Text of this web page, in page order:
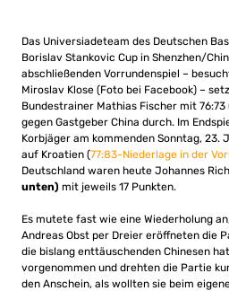
Das Universiadeteam des Deutschen
Borislav Stankovic Cup in Shenzhen/
abschließenden Vorrundenspiel –
Miroslav Klose (Foto bei Facebook) –
Bundestrainer Mathias Fischer mit 76:73
gegen Gastgeber China durch. Im
Korbjäger am kommenden Sonntag, 23.
auf Kroatien (77:83-Niederlage in der
Deutschland waren heute Johannes
unten) mit jeweils 17 Punkten.
Es mutete fast wie eine Wiederholung
Andreas Obst per Dreier eröffneten die
die bislang enttäuschenden Chinesen
vorgenommen und drehten die Partie
den Anschein, als wollten sie beim